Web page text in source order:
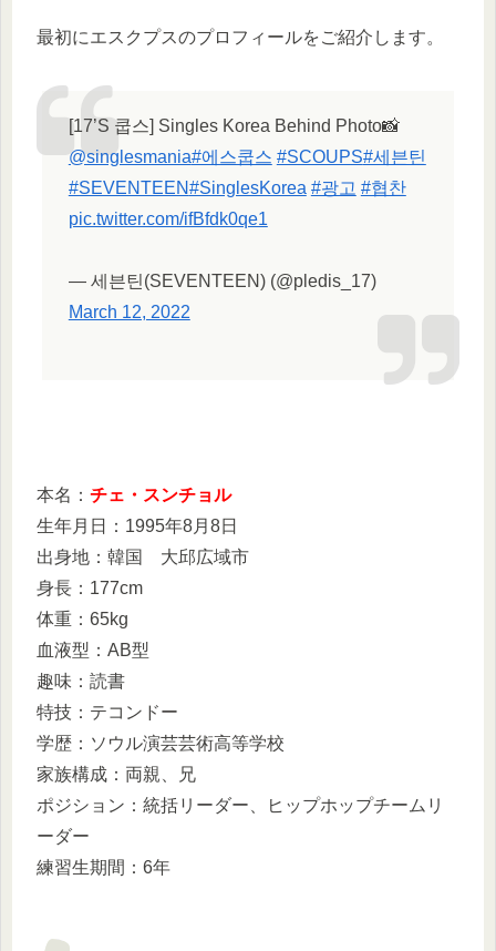
最初にエスクプスのプロフィールをご紹介します。
[17’S 쿱스] Singles Korea Behind Photo📸
@singlesmania#에스쿱스 #SCOUPS#세븐틴
#SEVENTEEN#SinglesKorea #광고 #협찬
pic.twitter.com/ifBfdk0qe1
— 세븐틴(SEVENTEEN) (@pledis_17)
March 12, 2022
本名： チェ・スンチョル
生年月日：1995年8月8日
出身地：韓国 大邱広域市
身長：177cm
体重：65kg
血液型：AB型
趣味：読書
特技：テコンドー
学歴：ソウル演芸芸術高等学校
家族構成：両親、兄
ポジション：統括リーダー、ヒップホップチームリ
ーダー
練習生期間：6年